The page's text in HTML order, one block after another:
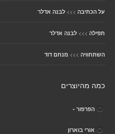
על הכתיבה >>> לבנה אדלר
תפילה >>> לבנה אדלר
השתחוויה >>> מנחם דוד
כמה מהיוצרים
הפרפור -
אורי בוארון